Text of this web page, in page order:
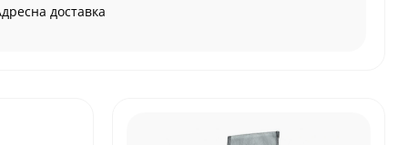
доставка